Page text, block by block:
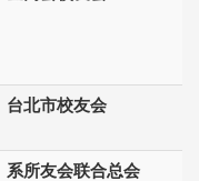
台北市校友会
系所友会联合总会